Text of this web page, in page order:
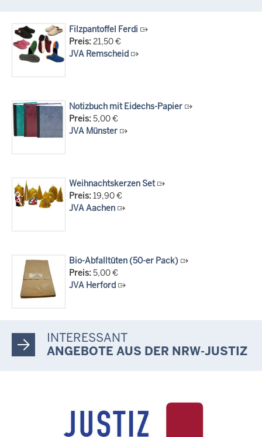
ausgezeichnet
14.07.2026
Justiz der Zukunft gemeinsam gestalten: Minister Limbach
01.07.2026
Newsletter Juli 2026
30.06.2026
der Justizvollzugsschule NRW geehrt
RechtSpecial - Schiedsleute helfen Streit schlichten!
Filzpantoffel Ferdi
Preis:21,50 €
JVA Remscheid
Notizbuch mit Eidechs-Papier
Preis:5,00 €
JVA Münster
Weihnachtskerzen Set
Preis:19,90 €
JVA Aachen
Bio-Abfalltüten (50-er Pack)
Preis:5,00 €
JVA Herford
INTERESSANT
ANGEBOTE AUS DER NRW-JUSTIZ